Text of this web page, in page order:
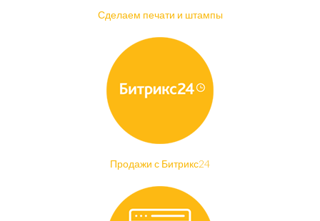
Сделаем печати и штампы
Продажи с Битрикс24